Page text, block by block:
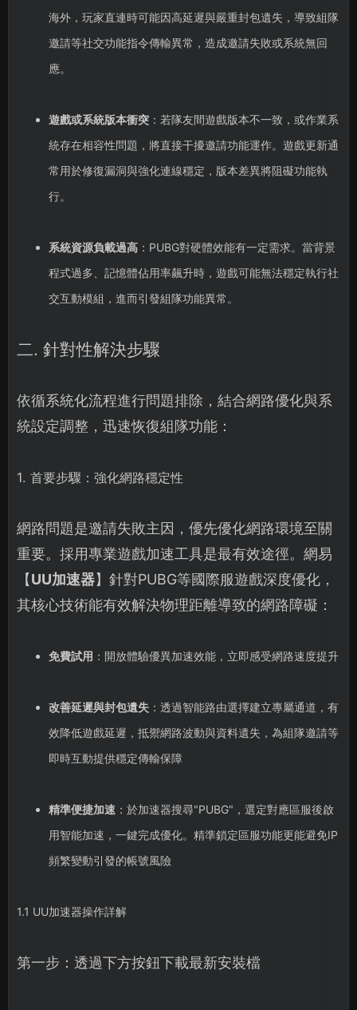
海外，玩家直連時可能因高延遲與嚴重封包遺失，導致組隊
邀請等社交功能指令傳輸異常，造成邀請失敗或系統無回
應。
遊戲或系統版本衝突：若隊友間遊戲版本不一致，或作業系
統存在相容性問題，將直接干擾邀請功能運作。遊戲更新通
常用於修復漏洞與強化連線穩定，版本差異將阻礙功能執
行。
系統資源負載過高：PUBG對硬體效能有一定需求。當背景
程式過多、記憶體佔用率飆升時，遊戲可能無法穩定執行社
交互動模組，進而引發組隊功能異常。
二. 針對性解決步驟
依循系統化流程進行問題排除，結合網路優化與系
統設定調整，迅速恢復組隊功能：
1. 首要步驟：強化網路穩定性
網路問題是邀請失敗主因，優先優化網路環境至關
重要。採用專業遊戲加速工具是最有效途徑。網易
【UU加速器】針對PUBG等國際服遊戲深度優化，
其核心技術能有效解決物理距離導致的網路障礙：
免費試用 ：開放體驗優異加速效能，立即感受網路速度提升
改善延遲與封包遺失：透過智能路由選擇建立專屬通道，有
效降低遊戲延遲，抵禦網路波動與資料遺失，為組隊邀請等
即時互動提供穩定傳輸保障
精準便捷加速：於加速器搜尋"PUBG"，選定對應區服後啟
用智能加速，一鍵完成優化。精準鎖定區服功能更能避免IP
頻繁變動引發的帳號風險
1.1 UU加速器操作詳解
第一步：透過下方按鈕下載最新安裝檔